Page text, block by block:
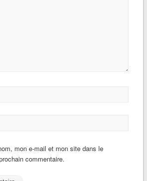
mon e-mail et mon site dans le
commentaire.